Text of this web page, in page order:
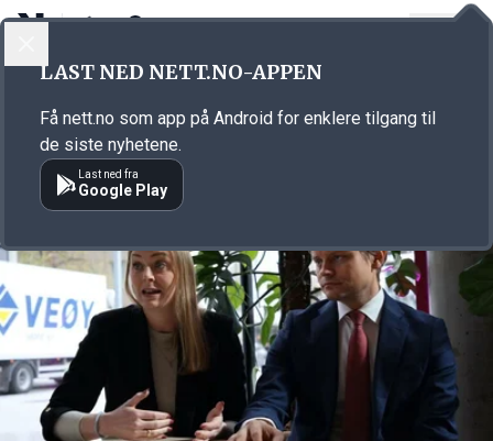
Annonsørinnhold
LAST NED NETT.NO-APPEN
Få nett.no som app på Android for enklere tilgang til
de siste nyhetene.
Last ned fra
Google Play